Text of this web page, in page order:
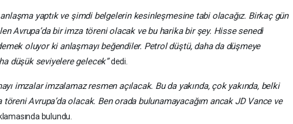
yaptık ve şimdi belgelerin kesinleşmesine tabi olacağız. Birkaç gün
Avrupa’da bir imza töreni olacak ve bu harika bir şey. Hisse senedi
oluyor ki anlaşmayı beğendiler. Petrol düştü, daha da düşmeye
düşük seviyelere gelecek”dedi.
imzalar imzalamaz resmen açılacak. Bu da yakında, çok yakında, belki
Avrupa’da olacak. Ben orada bulunamayacağım ancak JD Vance ve
bulundu.